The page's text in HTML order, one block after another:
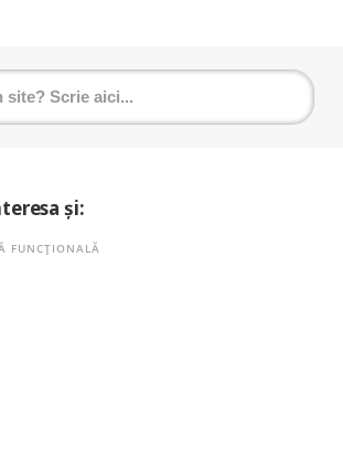
și:
FUNCȚIONALĂ